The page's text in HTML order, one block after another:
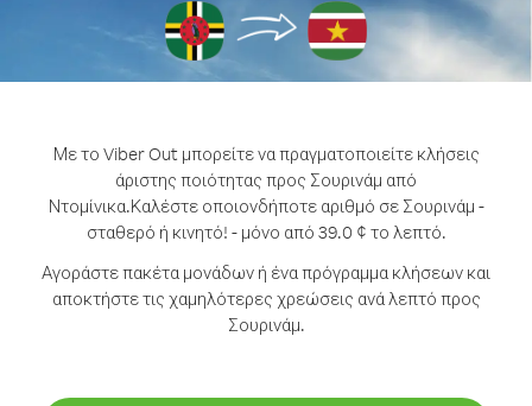
Με το Viber Out μπορείτε να πραγματοποιείτε κλήσεις
άριστης ποιότητας προς Σουρινάμ από
Ντομίνικα.Καλέστε οποιονδήποτε αριθμό σε Σουρινάμ -
σταθερό ή κινητό! - μόνο από 39.0 ¢ το λεπτό.
Αγοράστε πακέτα μονάδων ή ένα πρόγραμμα κλήσεων και
αποκτήστε τις χαμηλότερες χρεώσεις ανά λεπτό προς
Σουρινάμ.